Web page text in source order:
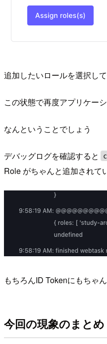
追加したいロールを選択し
この状態で再度アプリケー
なんということでしょう
デバッグログを確認すると
Role がちゃんと追加されて
もちろんID Tokenにもちゃ
今回の現象のまとめ